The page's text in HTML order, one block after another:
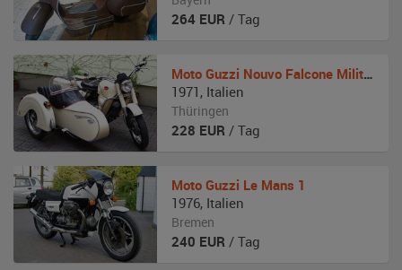
264 EUR / Tag
Moto Guzzi Nouvo Falcone Militare
1971 , Italien
Thüringen
228 EUR / Tag
Moto Guzzi Le Mans 1
1976, Italien
Bremen
240 EUR / Tag